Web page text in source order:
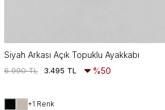
Siyah Arkası Açık Topuklu Ayakkabı
3.495 TL
6.990 TL %50
+1 Renk